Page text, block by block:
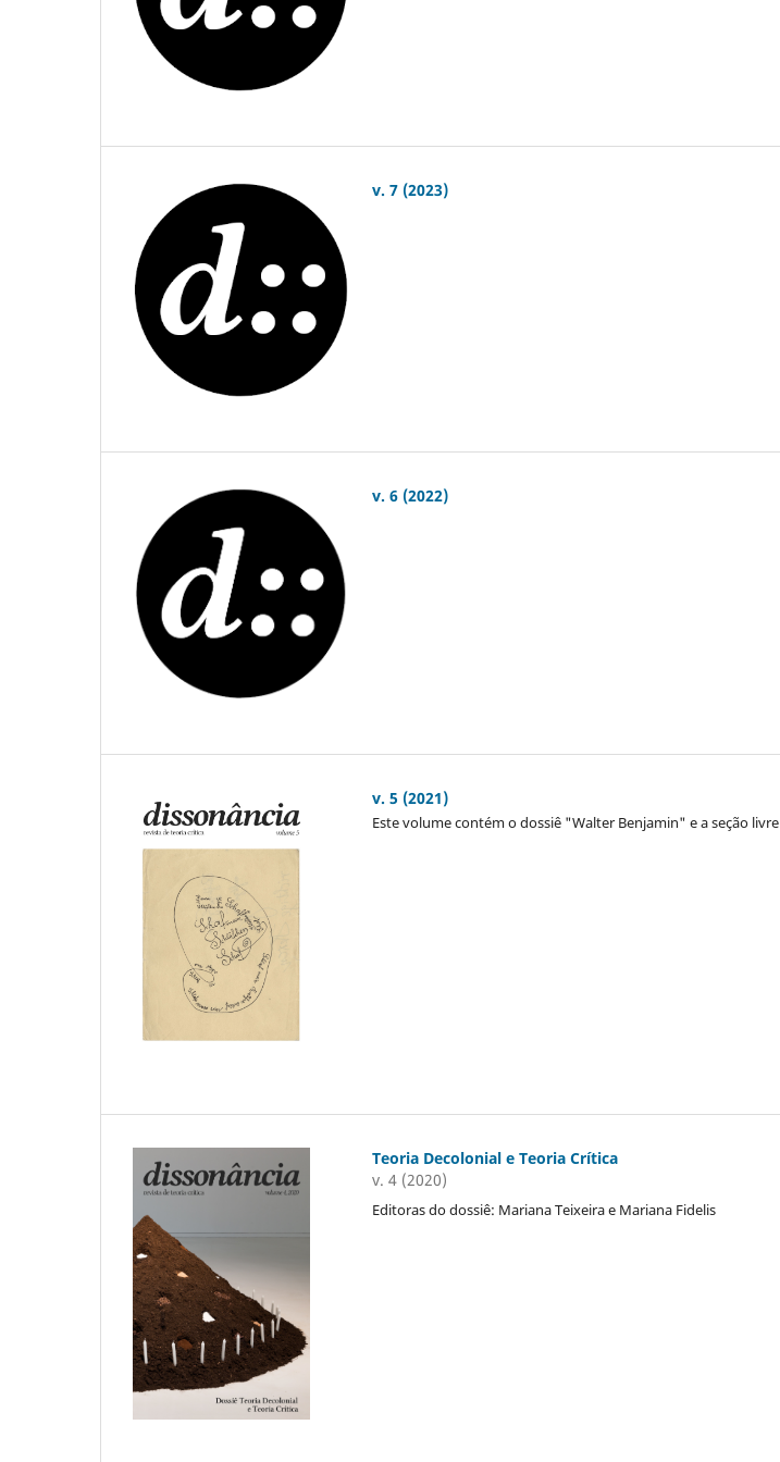
v. 7 (2023)
v. 6 (2022)
v. 5 (2021)
Este volume contém o dossiê "Walter Benjamin" e a seção livre
Teoria Decolonial e Teoria Crítica
v. 4 (2020)
Editoras do dossiê: Mariana Teixeira e Mariana Fidelis